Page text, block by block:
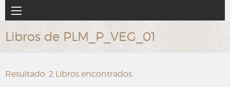
al
contenido
principal
Navegación
principal
Libros de PLM_P_VEG_01
Resultado: 2 Libros encontrados.